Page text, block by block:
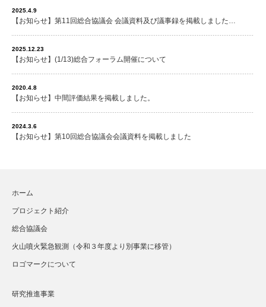
2025.4.9
【お知らせ】第11回総合協議会 会議資料及び議事録を掲載しました…
2025.12.23
【お知らせ】(1/13)総合フォーラム開催について
2020.4.8
【お知らせ】中間評価結果を掲載しました。
2024.3.6
【お知らせ】第10回総合協議会会議資料を掲載しました
ホーム
プロジェクト紹介
総合協議会
火山噴火緊急観測（令和３年度より別事業に移管）
ロゴマークについて
研究推進事業